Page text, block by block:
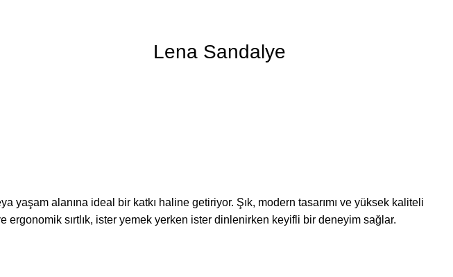
Lena Sandalye
alanına ideal bir katkı haline getiriyor. Şık, modern tasarımı ve yüksek kaliteli
ergonomik sırtlık, ister yemek yerken ister dinlenirken keyifli bir deneyim sağlar.